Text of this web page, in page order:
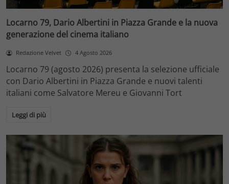
Locarno 79, Dario Albertini in Piazza Grande e la nuova
generazione del cinema italiano
Redazione Velvet 4 Agosto 2026
Locarno 79 (agosto 2026) presenta la selezione ufficiale
con Dario Albertini in Piazza Grande e nuovi talenti
italiani come Salvatore Mereu e Giovanni Tort
Leggi di più